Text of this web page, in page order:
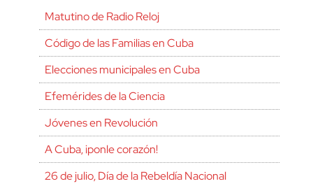
Matutino de Radio Reloj
Código de las Familias en Cuba
Elecciones municipales en Cuba
Efemérides de la Ciencia
Jóvenes en Revolución
A Cuba, ¡ponle corazón!
26 de julio, Día de la Rebeldía Nacional